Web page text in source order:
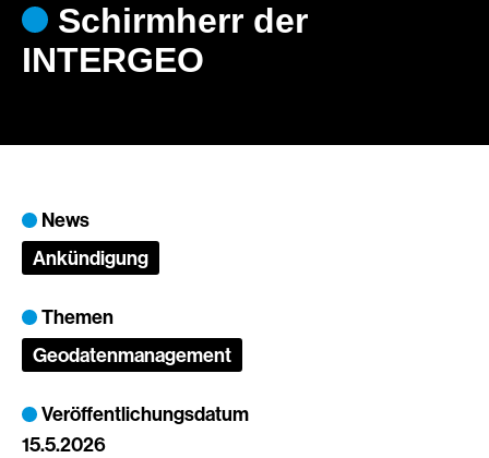
Schirmherr der
INTERGEO
News
Ankündigung
Themen
Geodatenmanagement
Veröffentlichungsdatum
15.5.2026